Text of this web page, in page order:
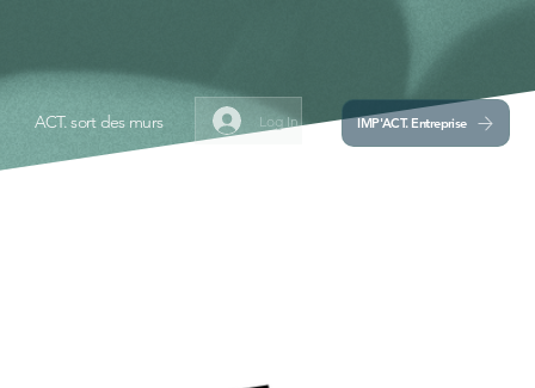
ACT. sort des murs Log In IMP'ACT. Entreprise